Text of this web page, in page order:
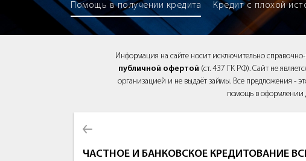
Помощь в получении кредита Кредит с плохой
Информация на сайте носит исключительно
публичной офертой (ст. 437 ГК РФ). Сайт не
организацией и не выдаёт займы. Все предложения -
помощь в оформлении
ЧАСТНОЕ И БАНКОВСКОЕ КРЕДИТОВАНИЕ